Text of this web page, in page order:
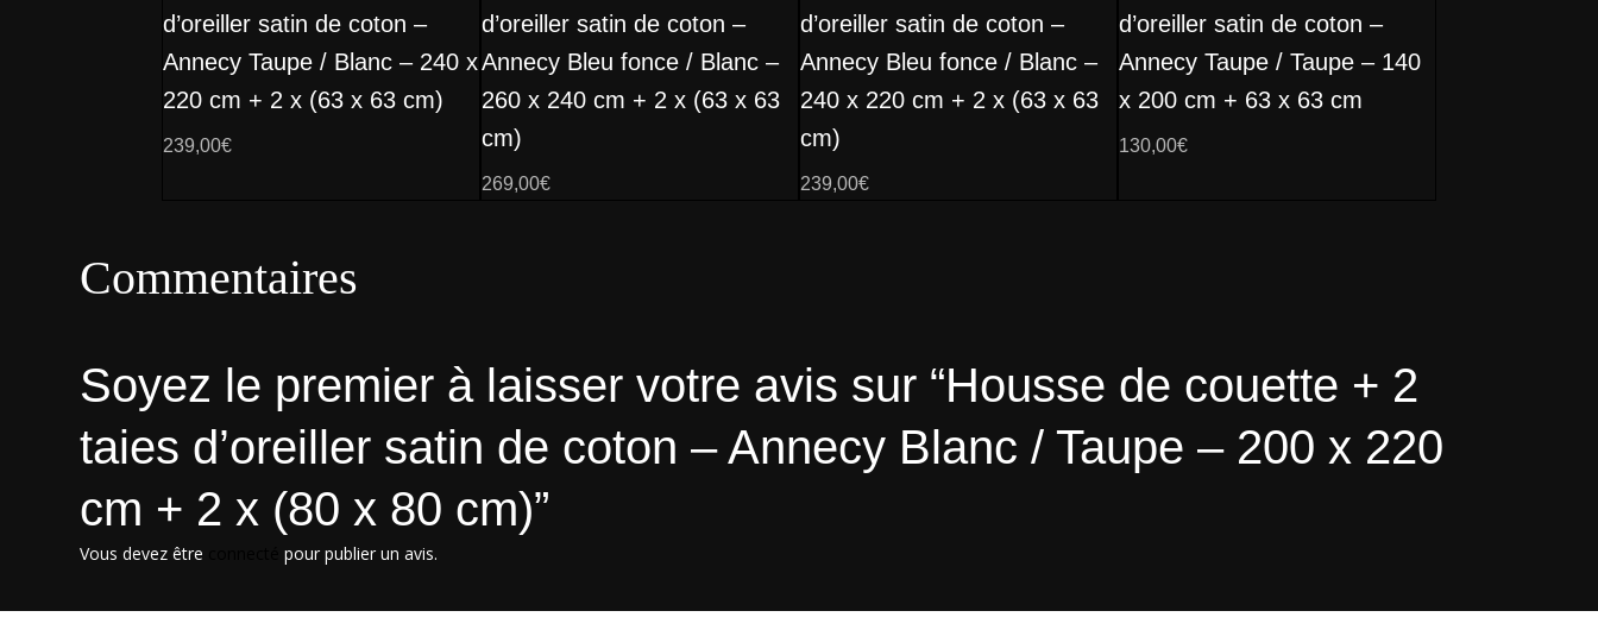
d’oreiller satin de coton –
Annecy Taupe / Blanc – 240 x
220 cm + 2 x (63 x 63 cm)
239,00€
d’oreiller satin de coton –
Annecy Bleu fonce / Blanc –
260 x 240 cm + 2 x (63 x 63
cm)
269,00€
d’oreiller satin de coton –
Annecy Bleu fonce / Blanc –
240 x 220 cm + 2 x (63 x 63
cm)
239,00€
d’oreiller satin de coton –
Annecy Taupe / Taupe – 140
x 200 cm + 63 x 63 cm
130,00€
Commentaires
Soyez le premier à laisser votre avis sur “Housse de couette + 2
taies d’oreiller satin de coton – Annecy Blanc / Taupe – 200 x 220
cm + 2 x (80 x 80 cm)”
Vous devez être pour publier un avis.